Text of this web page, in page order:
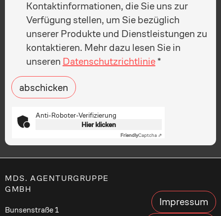
Kontaktinformationen, die Sie uns zur
Verfügung stellen, um Sie bezüglich
unserer Produkte und Dienstleistungen zu
kontaktieren. Mehr dazu lesen Sie in
unseren Datenschutzrichtlinie
abschicken
Anti-Roboter-Verifizierung
Hier klicken
FriendlyCaptcha ⇗
MDS. AGENTURGRUPPE
GMBH
Bunsenstraße 1
Impressum